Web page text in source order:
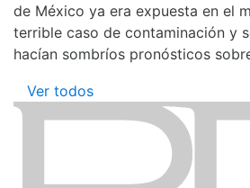
de México ya era expuesta en el
terrible caso de contaminación y
hacían sombríos pronósticos
Ver todos